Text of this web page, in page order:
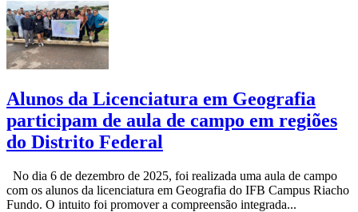
Alunos da Licenciatura em Geografia
participam de aula de campo em regiões
do Distrito Federal
No dia 6 de dezembro de 2025, foi realizada uma aula de campo
com os alunos da licenciatura em Geografia do IFB Campus Riacho
Fundo. O intuito foi promover a compreensão integrada...